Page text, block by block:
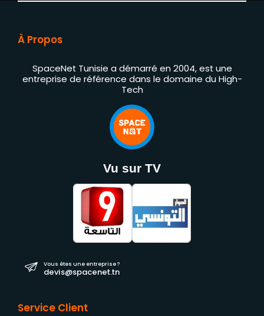
À Propos
SpaceNet Tunisie a démarré en 2004, est une
entreprise de référence dans le domaine du High-
Tech
Vu sur TV
Vous êtes une entreprise ?
devis@spacenet.tn
Service Client